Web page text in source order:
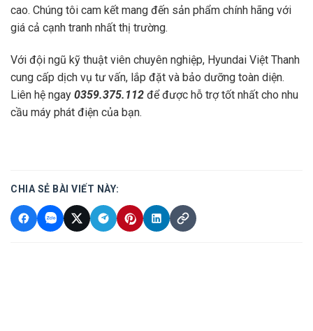
cao. Chúng tôi cam kết mang đến sản phẩm chính hãng với
giá cả cạnh tranh nhất thị trường.
Với đội ngũ kỹ thuật viên chuyên nghiệp, Hyundai Việt Thanh
cung cấp dịch vụ tư vấn, lắp đặt và bảo dưỡng toàn diện.
Liên hệ ngay 0359.375.112 để được hỗ trợ tốt nhất cho nhu
cầu máy phát điện của bạn.
CHIA SẺ BÀI VIẾT NÀY: